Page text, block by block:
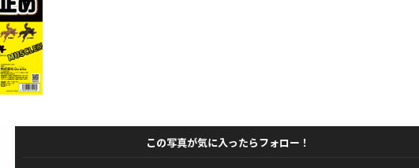
この写真が気に入ったらフォロー！